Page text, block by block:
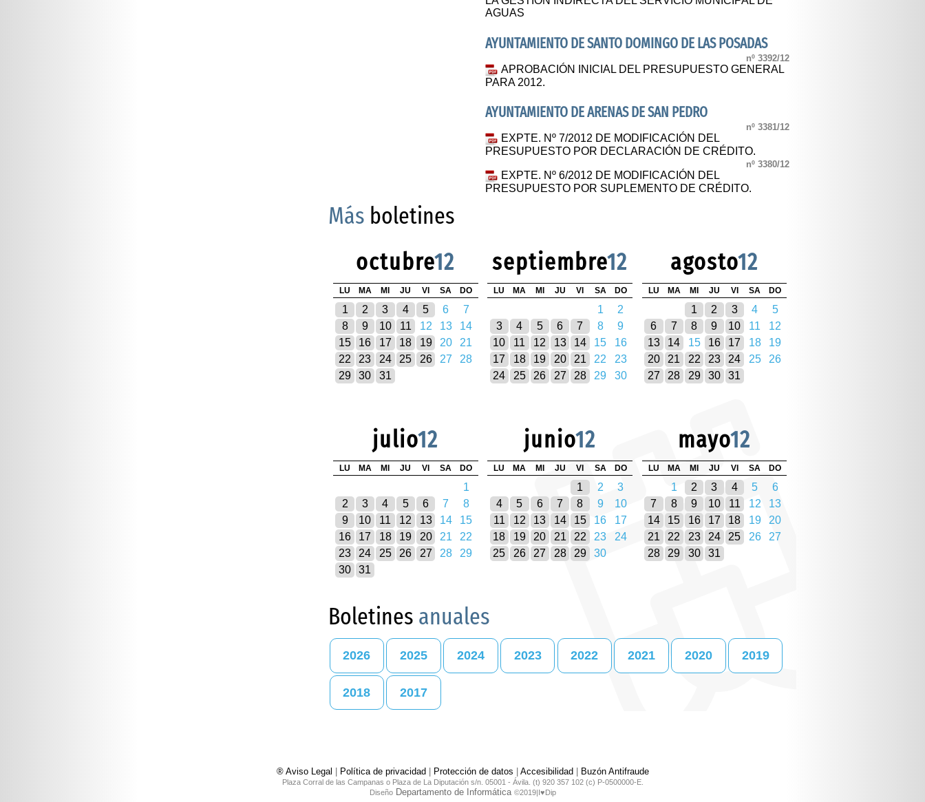
AGUAS
AYUNTAMIENTO DE SANTO DOMINGO DE LAS POSADAS
nº 3392/12
APROBACIÓN INICIAL DEL PRESUPUESTO GENERAL
PARA 2012.
AYUNTAMIENTO DE ARENAS DE SAN PEDRO
nº 3381/12
EXPTE. Nº 7/2012 DE MODIFICACIÓN DEL
PRESUPUESTO POR DECLARACIÓN DE CRÉDITO.
nº 3380/12
EXPTE. Nº 6/2012 DE MODIFICACIÓN DEL
PRESUPUESTO POR SUPLEMENTO DE CRÉDITO.
Más boletines
octubre12
LU MA MI JU VI SA DO
1 2 3 4 5 6
7
8
9 10 11 12 13
14
15
16 17 18 19 20
21
22
23 24 25 26 27
28
29
30 31
septiembre12
LU MA MI JU VI SA DO
1
2
3
4 5 6 7 8
9
10
11 12 13 14 15
16
17
18 19 20 21 22
23
24
25 26 27 28 29 30
agosto12
LU MA MI JU VI SA DO
1 2 3 4
5
6
7 8 9 10 11
12
13
14 15 16 17 18
19
20
21 22 23 24 25
26
27
28 29 30 31
julio12
LU MA MI JU VI SA DO
1
2
3 4 5 6 7
8
9
10 11 12 13 14
15
16
17 18 19 20 21
22
23
24 25 26 27 28
29
30
31
junio12
LU MA MI JU VI SA DO
1 2
3
4
5 6 7 8 9
10
11
12 13 14 15 16
17
18
19 20 21 22 23
24
25
26 27 28 29 30
mayo12
LU MA MI JU VI SA DO
1 2 3 4 5
6
7
8 9 10 11 12
13
14
15 16 17 18 19
20
21
22 23 24 25 26
27
28
29 30 31
Boletines anuales
2026 2025 2024 2023 2022 2021 2020 2019
2018 2017
® Aviso Legal Política de privacidad Protección de datos Accesibilidad Buzón Antifraude
Plaza Corral de las Campanas o Plaza de La Diputación s/n. 05001 - Ávila. (t) 920 357 102 (c) P-0500000-E.
DiseñoDepartamento de Informática ©2019|I♥Dip